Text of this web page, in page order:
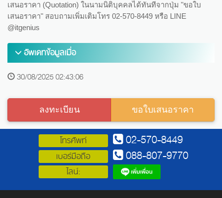
เสนอราคา (Quotation) ในนามนิติบุคคลได้ทันทีจากปุ่ม "ขอใบ
เสนอราคา" สอบถามเพิ่มเติมโทร 02-570-8449 หรือ LINE
@itgenius
อัพเดทข้อมูลเมื่อ
30/08/2025 02:43:06
ลงทะเบียน ขอใบเสนอราคา
โทรศัพท์ 02-570-8449
เบอร์มือถือ 088-807-9770
ไลน์: